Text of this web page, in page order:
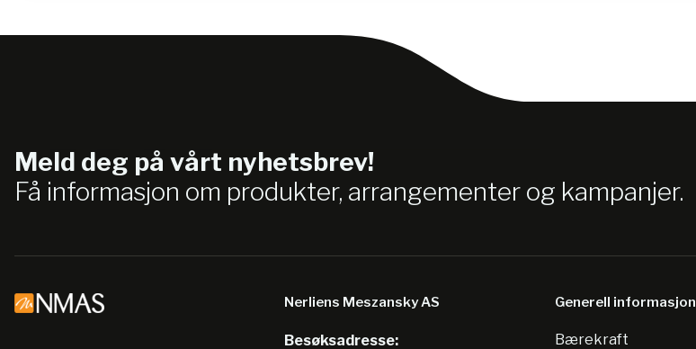
Meld deg på vårt nyhetsbrev!
Få informasjon om produkter, arrangementer og kampanjer.
Nerliens Meszansky AS
Besøksadresse:
Generell informasjon
Bærekraft